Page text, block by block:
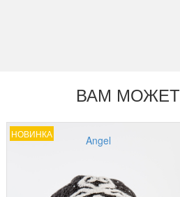
ВАМ МОЖЕТ
НОВИНКА Angel